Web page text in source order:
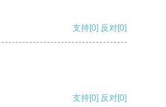
支持[0] 反对[0]
支持[0] 反对[0]